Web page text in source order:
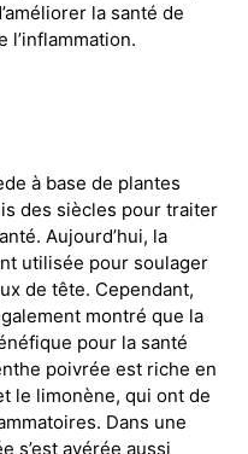
la santé de
à base de plantes
des siècles pour traiter
Aujourd’hui, la
utilisée pour soulager
de tête. Cependant,
montré que la
pour la santé
poivrée est riche en
le limonène, qui ont de
Dans une
s’est avérée aussi